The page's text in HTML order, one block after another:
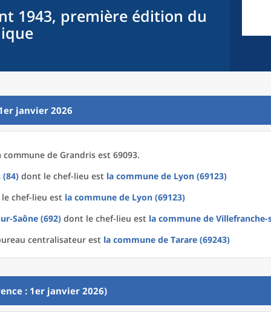
1943, première édition du
janvier 2026
commune de Grandris est 69093.
(84) dont le chef-lieu est la commune de Lyon (69123)
chef-lieu est la commune de Lyon (69123)
Saône (692) dont le chef-lieu est la commune de Villefranche-
centralisateur est la commune de Tarare (69243)
: 1er janvier 2026)